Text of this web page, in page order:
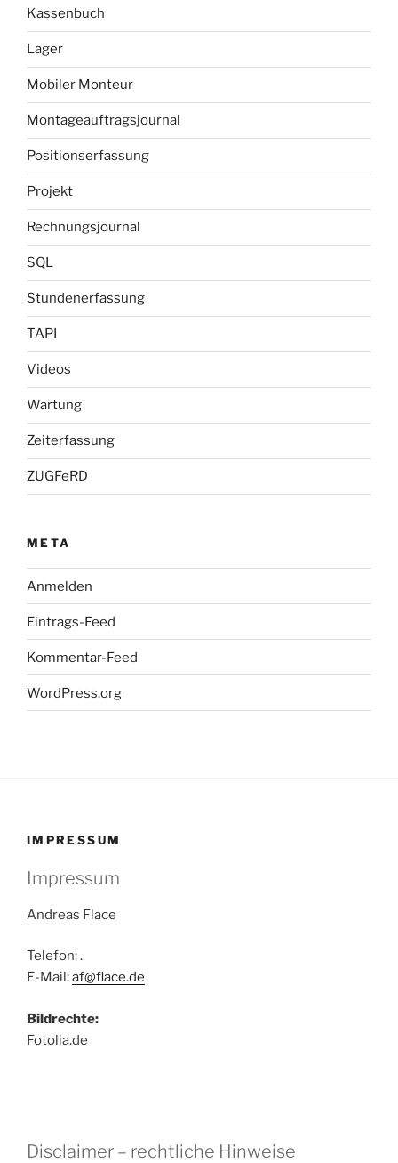
Kassenbuch
Lager
Mobiler Monteur
Montageauftragsjournal
Positionserfassung
Projekt
Rechnungsjournal
SQL
Stundenerfassung
TAPI
Videos
Wartung
Zeiterfassung
ZUGFeRD
META
Anmelden
Eintrags-Feed
Kommentar-Feed
WordPress.org
IMPRESSUM
Impressum
Andreas Flace
Telefon: .
E-Mail:af@flace.de
Bildrechte:
Fotolia.de
Disclaimer – rechtliche Hinweise